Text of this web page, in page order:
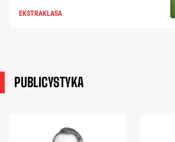
EKSTRAKLASA
PUBLICYSTYKA